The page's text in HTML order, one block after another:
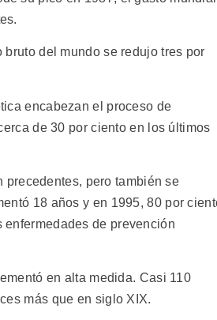
del mundo se redujo tres por
encabezan el proceso de
de 30 por ciento en los últimos
pero también se
18 años y en 1995, 80 por
de prevención
en alta medida. Casi 110
más que en siglo XIX.